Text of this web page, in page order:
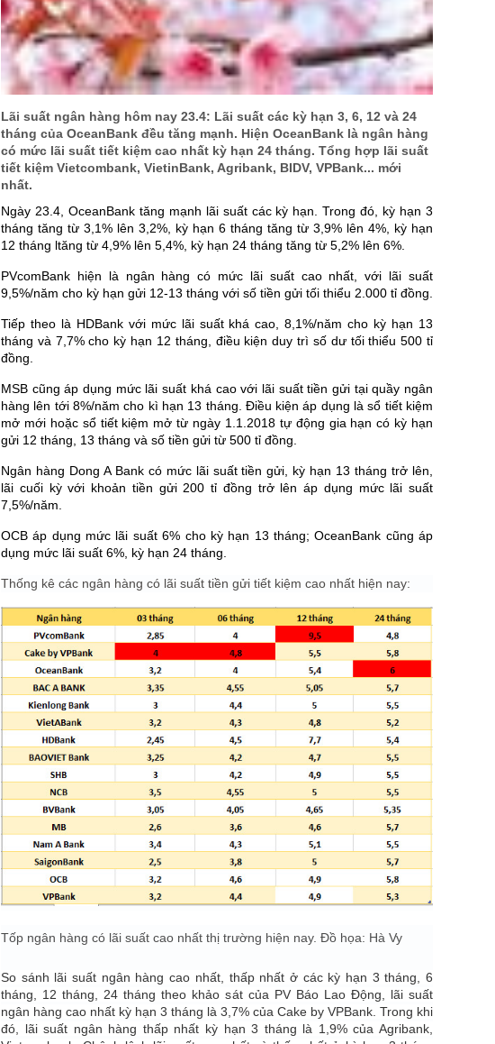
Lãi suất ngân hàng hôm nay 23.4: Lãi suất các kỳ hạn 3, 6, 12 và 24
tháng của OceanBank đều tăng mạnh. Hiện OceanBank là ngân hàng
có mức lãi suất tiết kiệm cao nhất kỳ hạn 24 tháng. Tổng hợp lãi suất
tiết kiệm Vietcombank, VietinBank, Agribank, BIDV, VPBank... mới
nhất.
Ngày 23.4, OceanBank tăng mạnh lãi suất các kỳ hạn. Trong đó, kỳ hạn 3
tháng tăng từ 3,1% lên 3,2%, kỳ hạn 6 tháng tăng từ 3,9% lên 4%, kỳ hạn
12 tháng ltăng từ 4,9% lên 5,4%, kỳ hạn 24 tháng tăng từ 5,2% lên 6%.
PVcomBank hiện là ngân hàng có mức lãi suất cao nhất, với lãi suất
9,5%/năm cho kỳ hạn gửi 12-13 tháng với số tiền gửi tối thiểu 2.000 tỉ đồng.
Tiếp theo là HDBank với mức lãi suất khá cao, 8,1%/năm cho kỳ hạn 13
tháng và 7,7% cho kỳ hạn 12 tháng, điều kiện duy trì số dư tối thiểu 500 tỉ
đồng.
MSB cũng áp dụng mức lãi suất khá cao với lãi suất tiền gửi tại quầy ngân
hàng lên tới 8%/năm cho kì hạn 13 tháng. Điều kiện áp dụng là sổ tiết kiệm
mở mới hoặc sổ tiết kiệm mở từ ngày 1.1.2018 tự động gia hạn có kỳ hạn
gửi 12 tháng, 13 tháng và số tiền gửi từ 500 tỉ đồng.
Ngân hàng Dong A Bank có mức lãi suất tiền gửi, kỳ hạn 13 tháng trở lên,
lãi cuối kỳ với khoản tiền gửi 200 tỉ đồng trở lên áp dụng mức lãi suất
7,5%/năm.
OCB áp dụng mức lãi suất 6% cho kỳ hạn 13 tháng; OceanBank cũng áp
dụng mức lãi suất 6%, kỳ hạn 24 tháng.
Thống kê các ngân hàng có lãi suất tiền gửi tiết kiệm cao nhất hiện nay:
Tốp ngân hàng có lãi suất cao nhất thị trường hiện nay. Đồ họa: Hà Vy
So sánh lãi suất ngân hàng cao nhất, thấp nhất ở các kỳ hạn 3 tháng, 6
tháng, 12 tháng, 24 tháng theo khảo sát của PV Báo Lao Động, lãi suất
ngân hàng cao nhất kỳ hạn 3 tháng là 3,7% của Cake by VPBank. Trong khi
đó, lãi suất ngân hàng thấp nhất kỳ hạn 3 tháng là 1,9% của Agribank,